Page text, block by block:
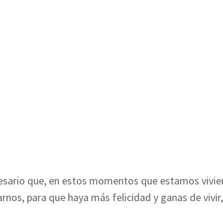
que, en estos momentos que estamos
para que haya más felicidad y ganas de vivir,